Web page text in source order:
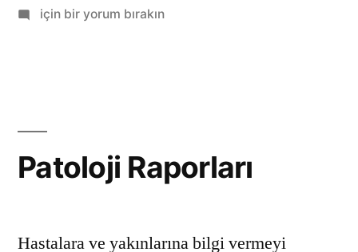
Meme
için bir yorum bırakın
Patoloji Raporları
Hastalara ve yakınlarına bilgi vermeyi